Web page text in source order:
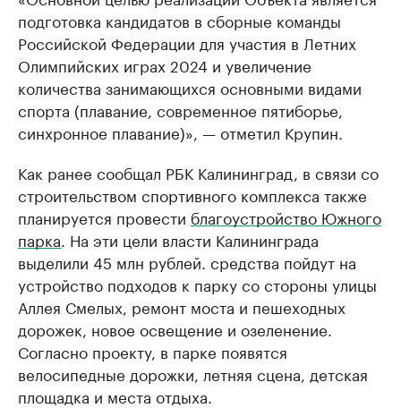
подготовка кандидатов в сборные команды
Российской Федерации для участия в Летних
Олимпийских играх 2024 и увеличение
количества занимающихся основными видами
спорта (плавание, современное пятиборье,
синхронное плавание)», — отметил Крупин.
Как ранее сообщал РБК Калининград, в связи со
строительством спортивного комплекса также
планируется провести благоустройство Южного
парка . На эти цели власти Калининграда
выделили 45 млн рублей. средства пойдут на
устройство подходов к парку со стороны улицы
Аллея Смелых, ремонт моста и пешеходных
дорожек, новое освещение и озеленение.
Согласно проекту, в парке появятся
велосипедные дорожки, летняя сцена, детская
площадка и места отдыха.